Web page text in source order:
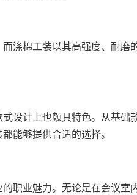
棉工装以其高强度、耐磨
计上也颇具特色。从基础
能够提供合适的选择。
业魅力。无论是在会议室